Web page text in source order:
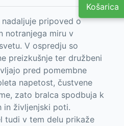
Košarica
nadaljuje pripoved o
notranjega miru v
V ospredju so
preizkušnje ter družbeni
pred pomembne
napetost, čustvene
zato bralca spodbuja k
in življenjski poti.
tudi v tem delu prikaže